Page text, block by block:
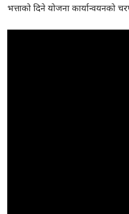
भत्ताको दिने योजना कार्यान्वयनको